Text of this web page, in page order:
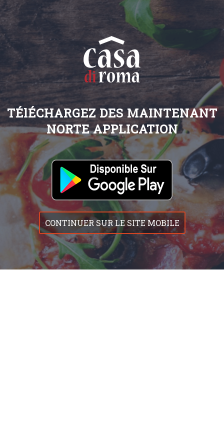
TÉlÉCHARGEZ DES MAINTENANT
NORTE APPLICATION
CONTINUER SUR LE SITE MOBILE